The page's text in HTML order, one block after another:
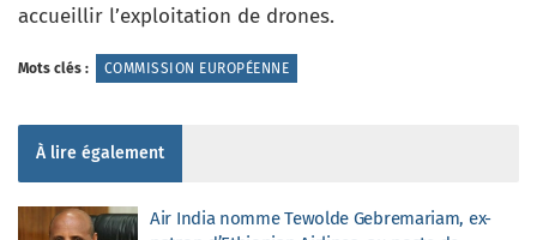
accueillir l’exploitation de drones.
Mots clés : COMMISSION EUROPÉENNE
À lire également
Air India nomme Tewolde Gebremariam, ex-